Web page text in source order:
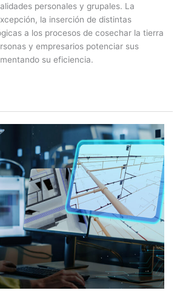
personales y grupales. La
la inserción de distintas
a los procesos de cosechar la tierra
y empresarios potenciar sus
su eficiencia.